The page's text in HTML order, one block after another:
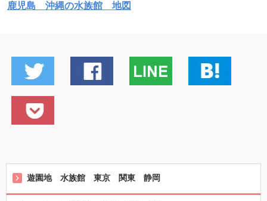
鹿児島 沖縄の水族館 地図
遊園地 水族館 東京 関東 静岡